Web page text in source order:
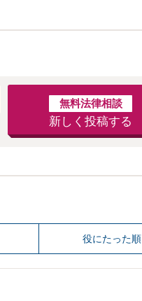
無料法律相談
新しく投稿する
役にたった順